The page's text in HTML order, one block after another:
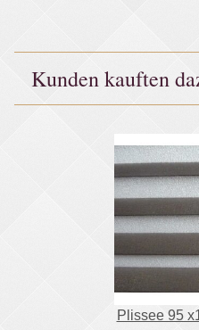
Kunden kauften
Plissee 95